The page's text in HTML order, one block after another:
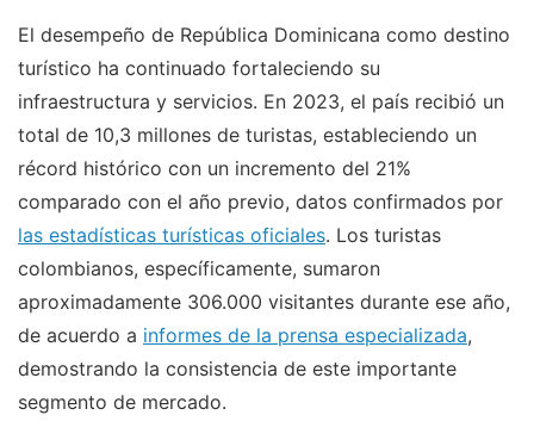
El desempeño de República Dominicana como destino
turístico ha continuado fortaleciendo su
infraestructura y servicios. En 2023, el país recibió un
total de 10,3 millones de turistas, estableciendo un
récord histórico con un incremento del 21%
comparado con el año previo, datos confirmados por
las estadísticas turísticas oficiales. Los turistas
colombianos, específicamente, sumaron
aproximadamente 306.000 visitantes durante ese año,
de acuerdo a informes de la prensa especializada,
demostrando la consistencia de este importante
segmento de mercado.